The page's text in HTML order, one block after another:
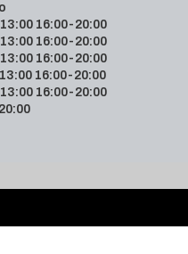
16:00-20:00
16:00-20:00
16:00-20:00
16:00-20:00
16:00-20:00